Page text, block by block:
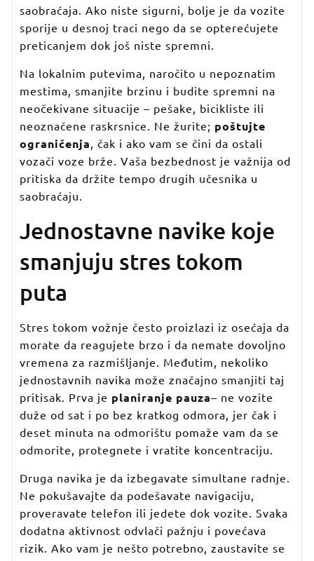
saobraćaja. Ako niste sigurni, bolje je da vozite
sporije u desnoj traci nego da se opterećujete
preticanjem dok još niste spremni.
Na lokalnim putevima, naročito u nepoznatim
mestima, smanjite brzinu i budite spremni na
neočekivane situacije – pešake, bicikliste ili
neoznačene raskrsnice. Ne žurite; poštujte
ograničenja, čak i ako vam se čini da ostali
vozači voze brže. Vaša bezbednost je važnija od
pritiska da držite tempo drugih učesnika u
saobraćaju.
Jednostavne navike koje
smanjuju stres tokom
puta
Stres tokom vožnje često proizlazi iz osećaja da
morate da reagujete brzo i da nemate dovoljno
vremena za razmišljanje. Međutim, nekoliko
jednostavnih navika može značajno smanjiti taj
pritisak. Prva je planiranje pauza– ne vozite
duže od sat i po bez kratkog odmora, jer čak i
deset minuta na odmorištu pomaže vam da se
odmorite, protegnete i vratite koncentraciju.
Druga navika je da izbegavate simultane radnje.
Ne pokušavajte da podešavate navigaciju,
proveravate telefon ili jedete dok vozite. Svaka
dodatna aktivnost odvlači pažnju i povećava
rizik. Ako vam je nešto potrebno, zaustavite se